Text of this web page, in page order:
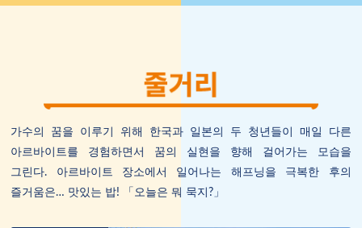
가수의 꿈을 이루기 위해 한국과 일본의 두 청년들이 매일 다른
아르바이트를 경험하면서 꿈의 실현을 향해 걸어가는 모습을
그린다. 아르바이트 장소에서 일어나는 해프닝을 극복한 후의
즐거움은… 맛있는 밥! 「오늘은 뭐 묵지?」